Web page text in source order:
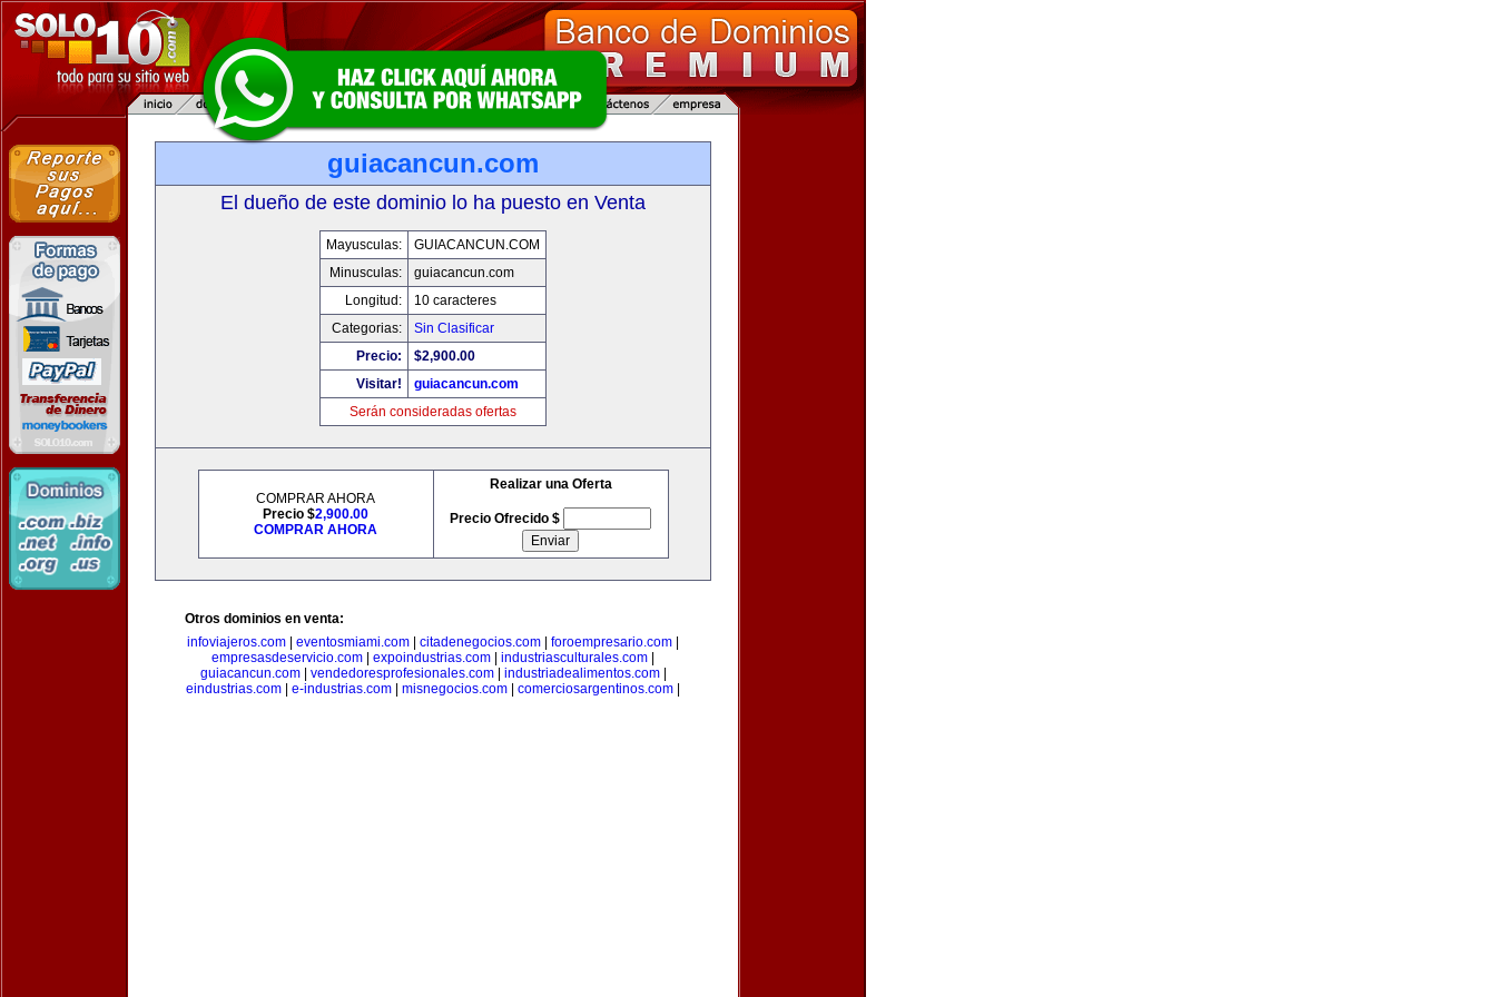
guiacancun.com
El dueño de este dominio lo ha puesto en Venta
Mayusculas:
GUIACANCUN.COM
Minusculas:
guiacancun.com
Longitud:
10 caracteres
Categorias:
Sin Clasificar
Precio:
$2,900.00
Visitar!
guiacancun.com
Serán consideradas ofertas
COMPRAR AHORA
Precio $2,900.00
COMPRAR AHORA
Realizar una Oferta
Precio Ofrecido $
Otros dominios en venta:
infoviajeros.com
eventosmiami.com citadenegocios.com foroempresario.com
empresasdeservicio.com
expoindustrias.com industriasculturales.com
guiacancun.com| vendedoresprofesionales.com| industriadealimentos.com|
eindustrias.com
e-industrias.com misnegocios.com comerciosargentinos.com